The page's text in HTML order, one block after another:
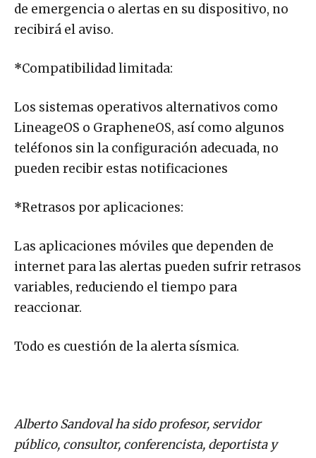
de emergencia o alertas en su dispositivo, no
recibirá el aviso.
*Compatibilidad limitada:
Los sistemas operativos alternativos como
LineageOS o GrapheneOS, así como algunos
teléfonos sin la configuración adecuada, no
pueden recibir estas notificaciones
*Retrasos por aplicaciones:
Las aplicaciones móviles que dependen de
internet para las alertas pueden sufrir retrasos
variables, reduciendo el tiempo para
reaccionar.
Todo es cuestión de la alerta sísmica.
Alberto Sandoval ha sido profesor, servidor
público, consultor, conferencista, deportista y